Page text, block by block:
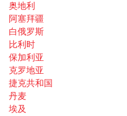
奥地利
阿塞拜疆
白俄罗斯
比利时
保加利亚
克罗地亚
捷克共和国
丹麦
埃及